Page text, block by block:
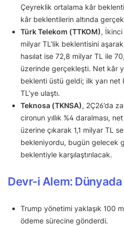
Çeyreklik ortalama kâr
kâr beklentilerin altında
Türk Telekom (TTKOM),
milyar TL’lik beklentisini
hasılat ise 72,8 milyar TL ile
üzerinde gerçekleşti. Net kâr
beklenti üstü geldi; ilk yarı net
TL’ye ulaştı.
Teknosa (TKNSA), 2Ç26’da
cironun yıllık %4 daralması,
üzerine çıkarak 1,1 milyar TL
bekleniyordu, bugün gelecek
beklentiyle karşılaştırılacak.
Devr-i Alem:
Trump yönetimi yaklaşık 100
ödeme sürecine gönderdi.